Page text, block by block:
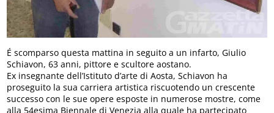
É scomparso questa mattina in seguito a un infarto, Giulio
Schiavon, 63 anni, pittore e scultore aostano.
Ex insegnante dell’Istituto d’arte di Aosta, Schiavon ha
proseguito la sua carriera artistica riscuotendo un crescente
successo con le sue opere esposte in numerose mostre, come
alla 54esima Biennale di Venezia alla quale ha partecipato